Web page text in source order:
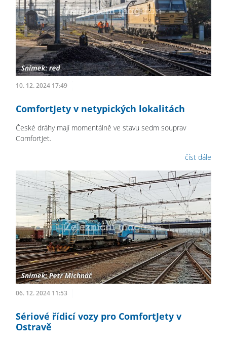
10. 12. 2024 17:49
ComfortJety v netypických lokalitách
České dráhy mají momentálně ve stavu sedm souprav
ComfortJet.
číst dále
06. 12. 2024 11:53
Sériové řídicí vozy pro ComfortJety v
Ostravě